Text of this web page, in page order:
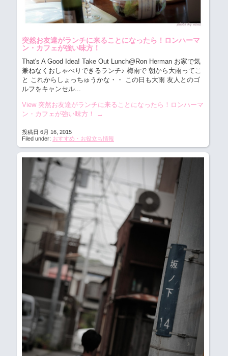
突然お友達がランチに来ることになったら！ロンハーマ
ン・カフェが強い味方！
That's A Good Idea! Take Out Lunch@Ron Herman お家で気
兼ねなくおしゃべりできるランチ♪ 梅雨で 朝から大雨ってこ
と これからしょっちゅうかな・・ この日も大雨 友人とのゴ
ルフをキャンセル...
View 突然お友達がランチに来ることになったら！ロンハーマ
ン・カフェが強い味方！
→
投稿日 6月 16, 2015
Filed under: おすすめ・お役立ち情報